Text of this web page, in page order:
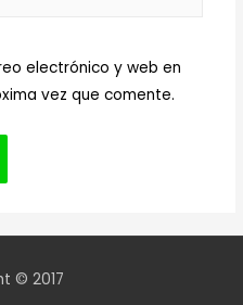
electrónico y web en
vez que comente.
© 2017